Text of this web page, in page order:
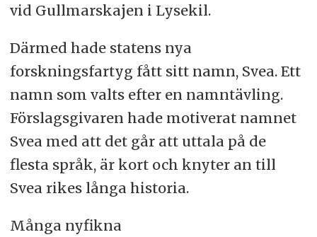
vid Gullmarskajen i Lysekil.
Därmed hade statens nya
forskningsfartyg fått sitt namn, Svea. Ett
namn som valts efter en namntävling.
Förslagsgivaren hade motiverat namnet
Svea med att det går att uttala på de
flesta språk, är kort och knyter an till
Svea rikes långa historia.
Många nyfikna